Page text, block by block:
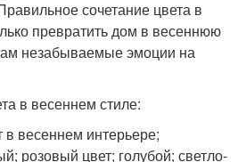
сочетание цвета в
превратить дом в весеннюю
незабываемые эмоции на
в весеннем стиле:
весеннем интерьере;
розовый цвет; голубой; светло-